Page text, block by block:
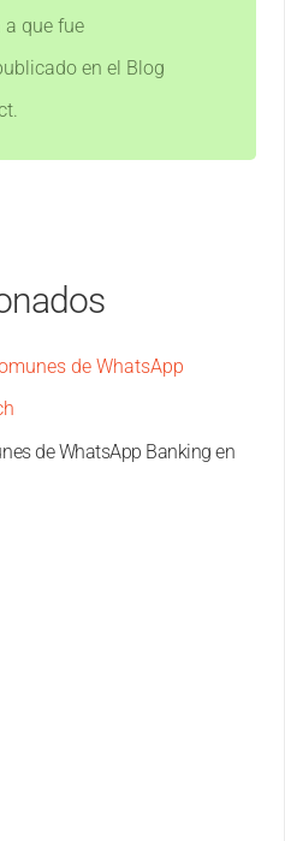
a que fue
en el Blog
de WhatsApp Banking en